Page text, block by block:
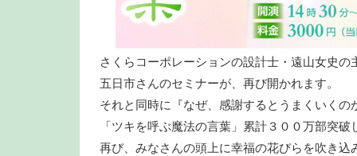
さくらコーポレーションの設計士・遠山女史の
五日市さんのセミナーが、再び開かれます。
それと同時に『なぜ、感謝するとうまくいくの
「ツキを呼ぶ魔法の言葉」累計３００万部突
再び、みなさんの頭上に幸福の花びらを吹き込